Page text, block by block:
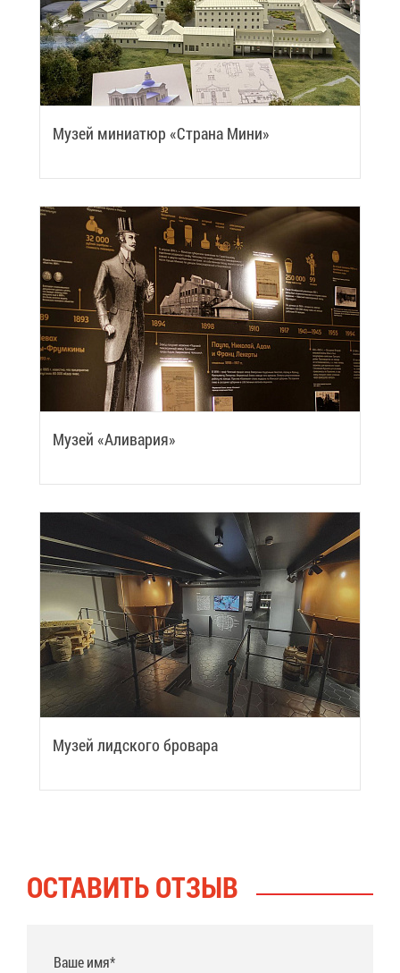
Му­зей ми­ни­а­тюр «Стра­на Ми­ни»
Му­зей «Али­ва­рия»
Му­зей лид­ско­го бро­ва­ра
ОСТА­ВИТЬ ОТ­ЗЫВ
Ваше имя*